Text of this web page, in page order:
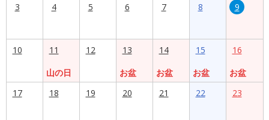
3 4 5 6 7 8 9
10
11
山の日
12
13
お盆
14
お盆
15
お盆
16
お盆
17
18 19 20 21 22 23